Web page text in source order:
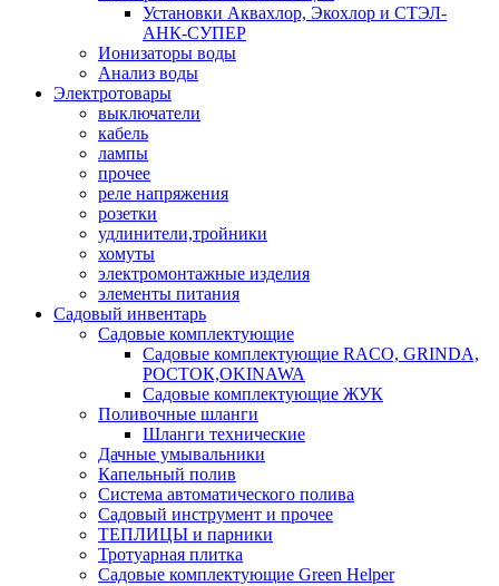
Установки Аквахлор, Экохлор и СТЭЛ-
АНК-СУПЕР
Ионизаторы воды
Анализ воды
Электротовары
выключатели
кабель
лампы
прочее
реле напряжения
розетки
удлинители,тройники
хомуты
электромонтажные изделия
элементы питания
Садовый инвентарь
Садовые комплектующие
Садовые комплектующие RACO, GRINDA,
РОСТОК,OKINAWA
Садовые комплектующие ЖУК
Поливочные шланги
Шланги технические
Дачные умывальники
Капельный полив
Система автоматического полива
Садовый инструмент и прочее
ТЕПЛИЦЫ и парники
Тротуарная плитка
Садовые комплектующие Green Helper